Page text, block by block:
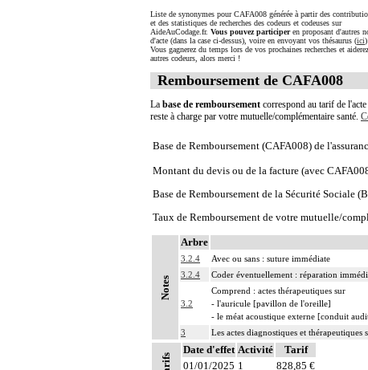
Liste de synonymes pour CAFA008 générée à partir des
et des statistiques de recherches des codeurs et codeuses sur
AideAuCodage.fr. Vous pouvez participeren proposant d'autres
d'acte (dans la case ci-dessus), voire en envoyant vos thésaurus (ici
Vous gagnerez du temps lors de vos prochaines recherches et
autres codeurs, alors merci !
Remboursement de CAFA008
La base de remboursement correspond au tarif de
reste à charge par votre mutuelle/complémentaire santé.
Base de Remboursement (CAFA008) de
Montant du devis ou de la facture (avec
Base de Remboursement de la Sécurité Sociale
Taux de Remboursement de votre mutuelle/
Notes
Arbre
3.2.4
Avec ou sans : suture immédiate
3.2.4
Coder éventuellement : réparation
3.2
Comprend : actes thérapeutiques sur
- l'auricule [pavillon de l'oreille]
- le méat acoustique externe [conduit
3
Les actes diagnostiques et
Date d'effet Activité
Tarif
01/01/2025 1
828,85 €